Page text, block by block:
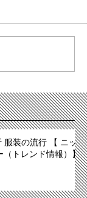
服装の流行 【 ニッ
（トレンド情報）】